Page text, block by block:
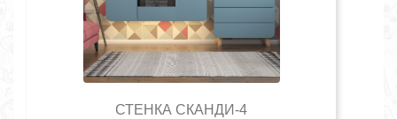
СТЕНКА СКАНДИ-4